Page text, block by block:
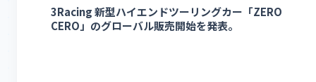
3Racing 新型ハイエンドツーリングカー「ZERO
CERO」のグローバル販売開始を発表。